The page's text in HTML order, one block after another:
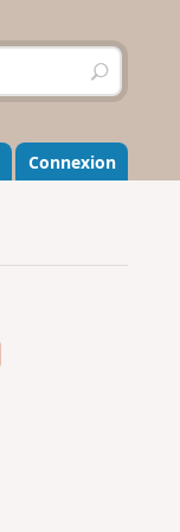
R
e
h
e
r
r
Connexion